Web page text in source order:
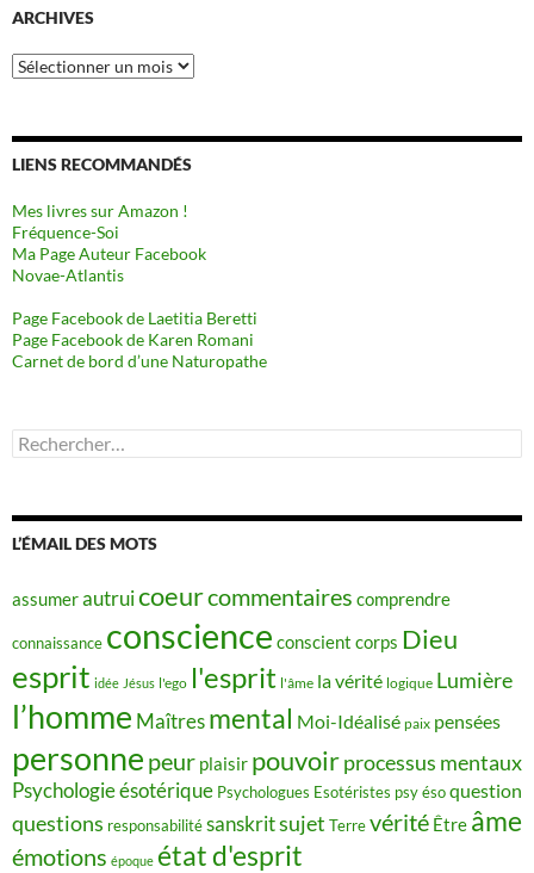
ARCHIVES
Archives
LIENS RECOMMANDÉS
Mes livres sur Amazon !
Fréquence-Soi
Ma Page Auteur Facebook
Novae-Atlantis
Page Facebook de Laetitia Beretti
Page Facebook de Karen Romani
Carnet de bord d’une Naturopathe
Rechercher :
L’ÉMAIL DES MOTS
assumerautruicoeurcommentaires comprendre
connaissance conscience conscient corps Dieu
esprit idée Jésus l'ego l'esprit l'âme la vérité logique Lumière
l’homme Maîtres mental Moi-Idéalisé paix pensées
personne peur plaisir pouvoirprocessus mentaux
Psychologie ésotérique Psychologues Esotéristes psy ésoquestion
questions responsabilitésanskritsujet Terrevérité Être âme
émotions époque état d'esprit